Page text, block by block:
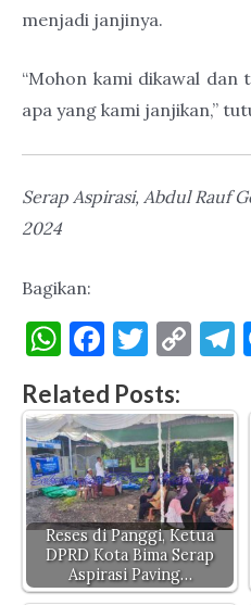
menjadi janjinya.
“Mohon kami dikawal
apa yang kami janjikan,”
Serap Aspirasi, Abdul Rauf
2024
Bagikan:
W
at
s
A
p
p
F
a
c
e
b
o
o
k
T
it
te
r
C
p
y
Li
n
k
Related Posts:
Reses di Panggi, Ketua
DPRD Kota Bima Serap
Aspirasi Paving…